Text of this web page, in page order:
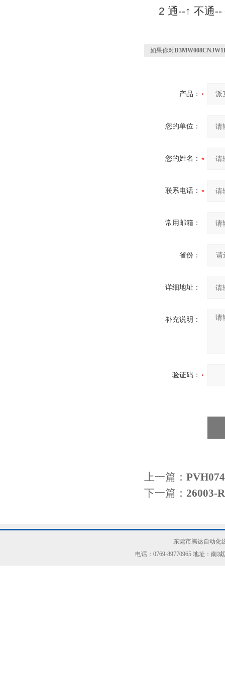
2 通--↑ 不通
如果你对
产品：
您的单位：
您的姓名：
联系电话：
常用邮箱：
省份：
详细地址：
补充说明：
验证码：
上一篇：
下一篇： 26003-
东莞市腾达自动化
电话：0769-89770965 地址：南